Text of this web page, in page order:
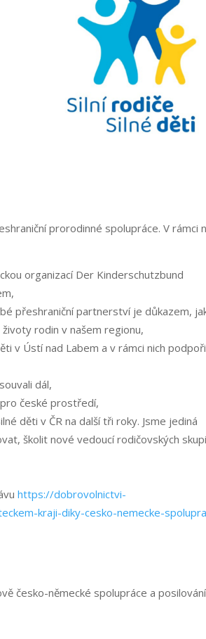
prorodinné spolupráce. V rámci
organizací Der Kinderschutzbund
přeshraniční partnerství je důkazem,
rodin v našem regionu,
v Ústí nad Labem a v rámci nich
dál,
české prostředí,
děti v ČR na další tři roky. Jsme jediná
školit nové vedoucí rodičovských
https://dobrovolnictvi-
kraji-diky-cesko-nemecke-
česko-německé spolupráce a posilování